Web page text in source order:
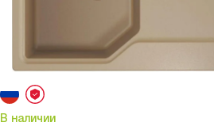
В наличии